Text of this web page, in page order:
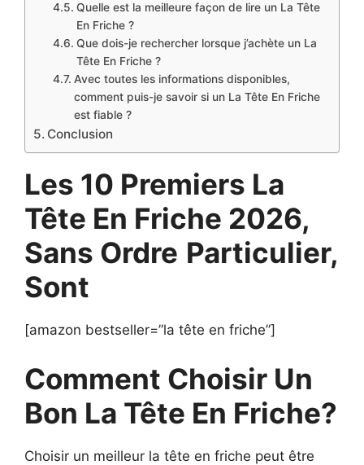
Quelle est la meilleure façon de lire un La Tête
En Friche ?
Que dois-je rechercher lorsque j’achète un La
Tête En Friche ?
Avec toutes les informations disponibles,
comment puis-je savoir si un La Tête En Friche
est fiable ?
Conclusion
Les 10 Premiers La
Tête En Friche 2026,
Sans Ordre Particulier,
Sont
[amazon bestseller=”la tête en friche”]
Comment Choisir Un
Bon La Tête En Friche?
Choisir un meilleur la tête en friche peut être